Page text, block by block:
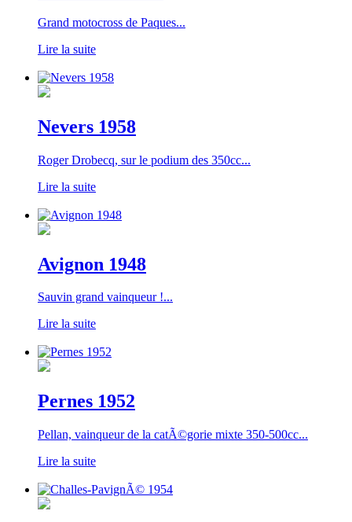
Grand motocross de Paques...
Lire la suite
Nevers 1958
Roger Drobecq, sur le podium des 350cc...
Lire la suite
Avignon 1948
Sauvin grand vainqueur !...
Lire la suite
Pernes 1952
Pellan, vainqueur de la catÃ©gorie mixte 350-500cc...
Lire la suite